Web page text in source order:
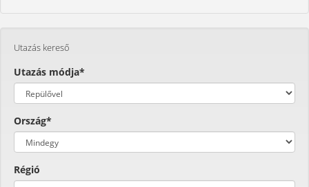
Utazás kereső
Utazás módja*
Ország*
Régió